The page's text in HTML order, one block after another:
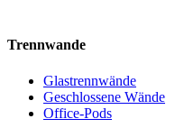
Trennwande
Glastrennwände
Geschlossene Wände
Office-Pods